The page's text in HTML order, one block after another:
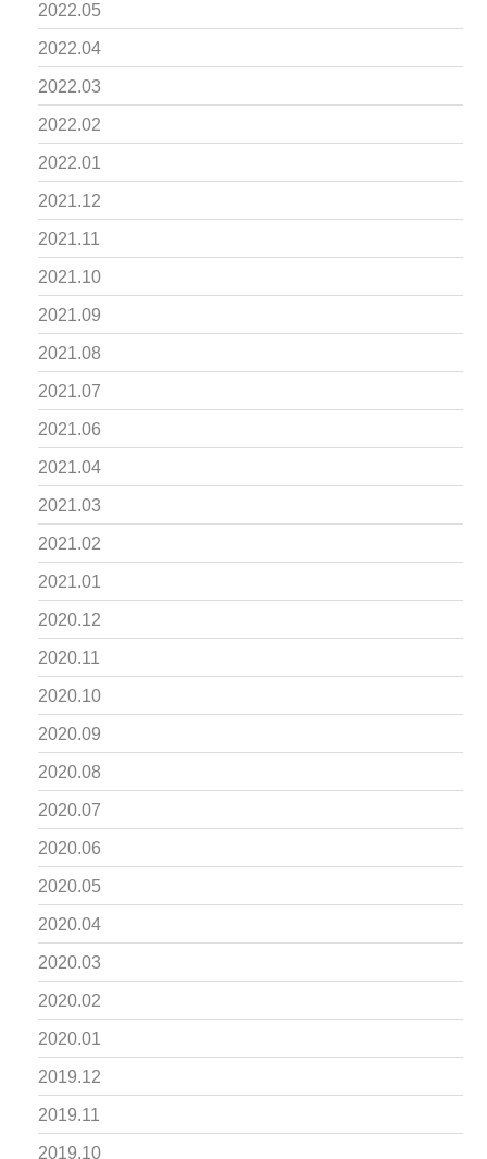
2022.05
2022.04
2022.03
2022.02
2022.01
2021.12
2021.11
2021.10
2021.09
2021.08
2021.07
2021.06
2021.04
2021.03
2021.02
2021.01
2020.12
2020.11
2020.10
2020.09
2020.08
2020.07
2020.06
2020.05
2020.04
2020.03
2020.02
2020.01
2019.12
2019.11
2019.10